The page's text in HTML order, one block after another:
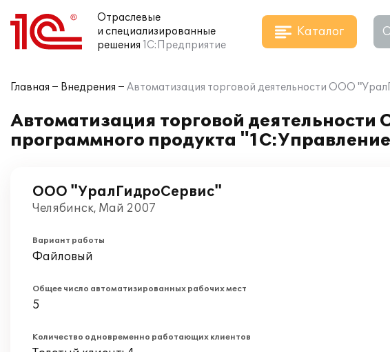
Отраслевые
и специализированные
решения 1С:Предприятие
Каталог
Главная Внедрения Автоматизация торговой деятельности ООО
Автоматизация торговой
программного продукта
ООО "УралГидроСервис"
Челябинск, Май 2007
Вариант работы
Файловый
Общее число автоматизированных рабочих мест
5
Количество одновременно работающих клиентов